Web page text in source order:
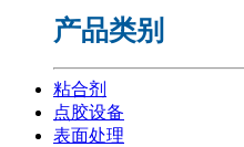
产品类别
粘合剂
点胶设备
表面处理